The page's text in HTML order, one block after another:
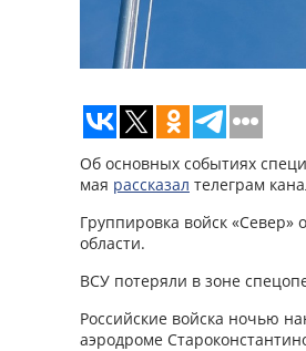
Об основных событиях
мая рассказал телеграм
Группировка войск «Север»
области.
ВСУ потеряли в зоне
Российские войска ночью
аэродроме